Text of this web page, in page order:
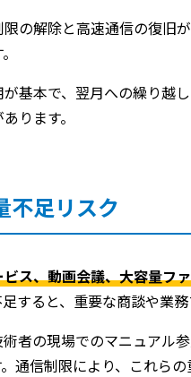
の解除と高速通信の復旧
基本で、翌月への繰り越
ります。
不足リスク
ス、動画会議、大容量フ
すると、重要な商談や業
者の現場でのマニュアル
通信制限により、これら